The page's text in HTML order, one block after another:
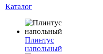
Каталог
Плинтус
напольный